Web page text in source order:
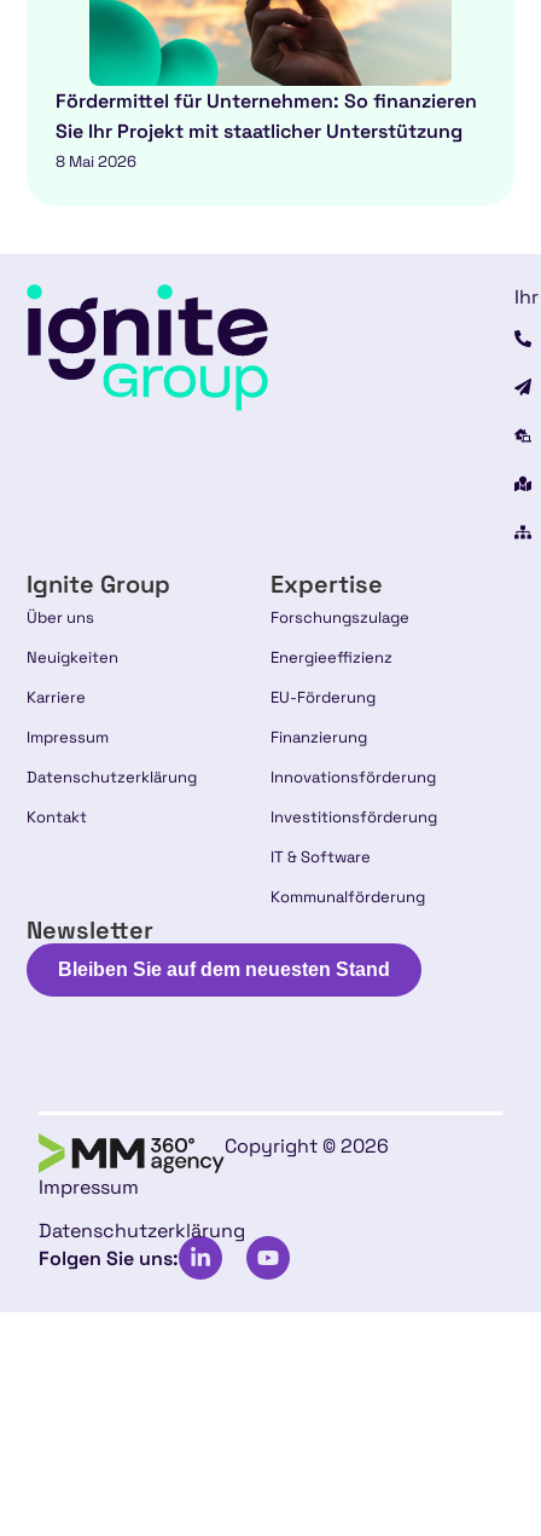
Fördermittel für Unternehmen: So finanzieren
Sie Ihr Projekt mit staatlicher Unterstützung
8 Mai 2026
Ignite Group
Über uns
Neuigkeiten
Karriere
Impressum
Datenschutzerklärung
Kontakt
Expertise
Forschungszulage
Energieeffizienz
EU-Förderung
Finanzierung
Innovationsförderung
Investitionsförderung
IT & Software
Kommunalförderung
Newsletter
Bleiben Sie auf dem neuesten Stand
Copyright © 2026
Impressum
Datenschutzerklärung
Folgen Sie uns: